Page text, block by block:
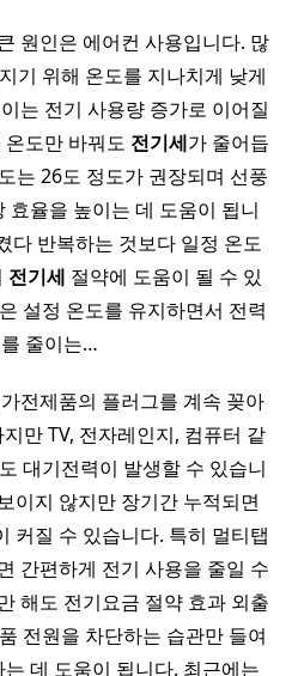
원인은 에어컨 사용입니다. 많
기 위해 온도를 지나치게 낮게
는 전기 사용량 증가로 이어질
도만 바꿔도 전기세가 줄어듭
는 26도 정도가 권장되며 선풍
효율을 높이는 데 도움이 됩니
다 반복하는 것보다 일정 온도
전기세 절약에 도움이 될 수 있
설정 온도를 유지하면서 전력
줄이는…
전제품의 플러그를 계속 꽂아
만 TV, 전자레인지, 컴퓨터 같
대기전력이 발생할 수 있습니
이지 않지만 장기간 누적되면
커질 수 있습니다. 특히 멀티탭
간편하게 전기 사용을 줄일 수
해도 전기요금 절약 효과 외출
전원을 차단하는 습관만 들여
데 도움이 됩니다. 최근에는